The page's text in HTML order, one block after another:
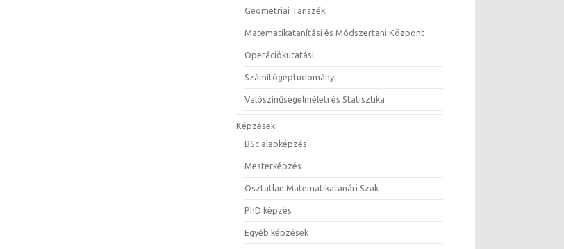
Geometriai Tanszék
Matematikatanítási és Módszertani Központ
Operációkutatási
Számítógéptudományi
Valószínűségelméleti és Statisztika
Képzések
BSc alapképzés
Mesterképzés
Osztatlan Matematikatanári Szak
PhD képzés
Egyéb képzések